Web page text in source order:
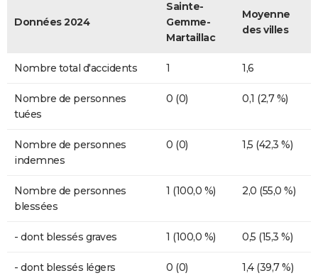
Données 2024
Sainte-
Gemme-
Martaillac
Moyenne
des villes
Nombre total d'accidents 1 1,6
Nombre de personnes
tuées
0 (0) 0,1 (2,7 %)
Nombre de personnes
indemnes
0 (0) 1,5 (42,3 %)
Nombre de personnes
blessées
1 (100,0 %) 2,0 (55,0 %)
- dont blessés graves 1 (100,0 %) 0,5 (15,3 %)
- dont blessés légers 0 (0) 1,4 (39,7 %)